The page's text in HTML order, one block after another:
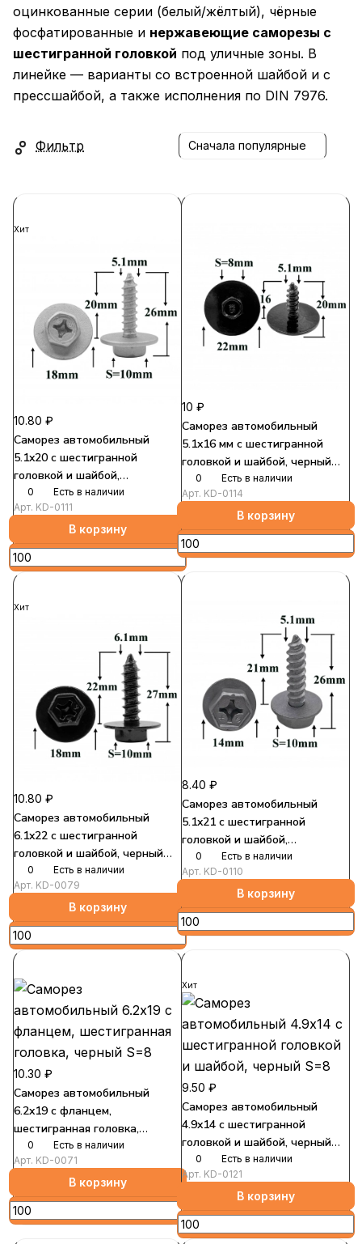
оцинкованные серии (белый/жёлтый), чёрные
фосфатированные и нержавеющие саморезы с
шестигранной головкой под уличные зоны. В
линейке — варианты со встроенной шайбой и с
прессшайбой, а также исполнения по DIN 7976.
Фильтр Сначала популярные
Хит
10.80 ₽
Саморез автомобильный
5.1x20 с шестигранной
головкой и шайбой,
серебристый S=10
0
Есть в наличии
Арт. KD-0111
В корзину
10 ₽
Саморез автомобильный
5.1x16 мм с шестигранной
головкой и шайбой, черный
S=8
0
Есть в наличии
Арт. KD-0114
В корзину
Хит
10.80 ₽
Саморез автомобильный
6.1x22 с шестигранной
головкой и шайбой, черный
S=10
0
Есть в наличии
Арт. KD-0079
В корзину
8.40 ₽
Саморез автомобильный
5.1x21 с шестигранной
головкой и шайбой,
серебристый S=10
0
Есть в наличии
Арт. KD-0110
В корзину
10.30 ₽
Саморез автомобильный
6.2x19 с фланцем,
шестигранная головка,
черный S=8
0
Есть в наличии
Арт. KD-0071
В корзину
Хит
9.50 ₽
Саморез автомобильный
4.9x14 с шестигранной
головкой и шайбой, черный
S=8
0
Есть в наличии
Арт. KD-0121
В корзину